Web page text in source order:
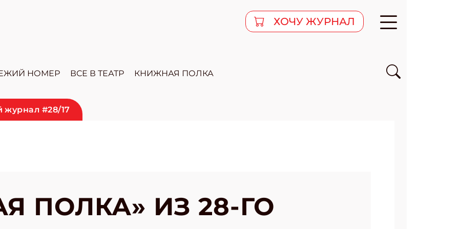
ХОЧУ ЖУРНАЛ
НОМЕР ВСЕ В ТЕАТР КНИЖНАЯ ПОЛКА
журнал #28/17
ПОЛКА» ИЗ 28-ГО